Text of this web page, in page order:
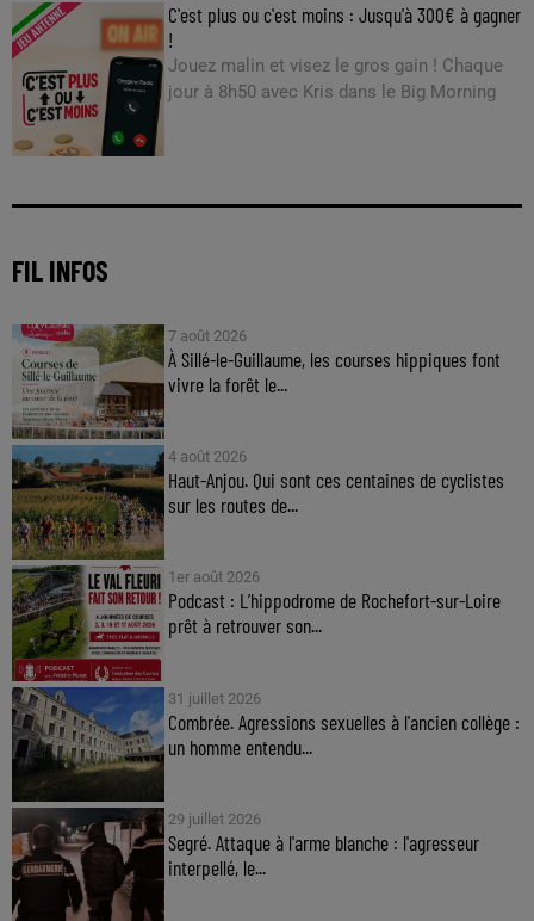
C'est plus ou c'est moins : Jusqu'à 300€ à gagner
!
Jouez malin et visez le gros gain ! Chaque
jour à 8h50 avec Kris dans le Big Morning
FIL INFOS
7 août 2026
À Sillé-le-Guillaume, les courses hippiques font
vivre la forêt le...
4 août 2026
Haut-Anjou. Qui sont ces centaines de cyclistes
sur les routes de...
1er août 2026
Podcast : L’hippodrome de Rochefort-sur-Loire
prêt à retrouver son...
31 juillet 2026
Combrée. Agressions sexuelles à l'ancien collège :
un homme entendu...
29 juillet 2026
Segré. Attaque à l'arme blanche : l'agresseur
interpellé, le...